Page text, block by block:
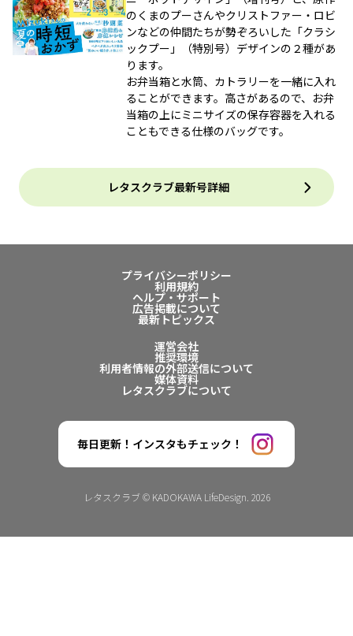
のくまのプーさんやクリストファー・ロビ
ンなどの仲間たちが勢ぞろいした「クラシ
ックプー」（特別号）デザインの２種があ
ります。
お弁当箱と水筒、カトラリーを一緒に入れ
ることができます。高さがあるので、お弁
当箱の上にミニサイズの保存容器を入れる
こともできる仕様のバッグです。
レタスクラブ最新号詳細
プライバシーポリシー
利用規約
ヘルプ・サポート
広告掲載について
最新トピックス
運営会社
推奨環境
利用者情報の外部送信について
媒体資料
レタスクラブについて
毎日更新！インスタもチェック！
レタスクラブ © KADOKAWA LifeDesign. 2026